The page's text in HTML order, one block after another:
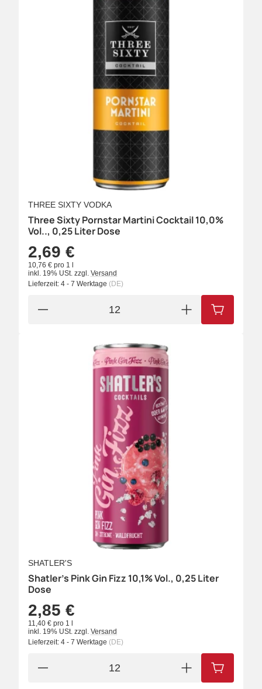
THREE SIXTY VODKA
Three Sixty Pornstar Martini Cocktail 10,0%
Vol.., 0,25 Liter Dose
2,69 €
10,76 € pro 1 l
inkl. 19% USt. zzgl. Versand
Lieferzeit: 4 - 7 Werktage (DE)
IN DEN
SHATLER'S
Shatler's Pink Gin Fizz 10,1% Vol., 0,25 Liter
Dose
2,85 €
11,40 € pro 1 l
inkl. 19% USt. zzgl. Versand
Lieferzeit: 4 - 7 Werktage (DE)
IN DEN